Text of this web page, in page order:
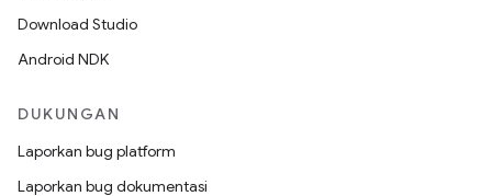
Download Studio
Android NDK
DUKUNGAN
Laporkan bug platform
Laporkan bug dokumentasi